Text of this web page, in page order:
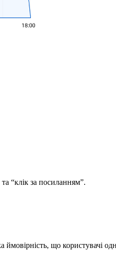
“клік за посиланням”.
ймовірність, що користувачі